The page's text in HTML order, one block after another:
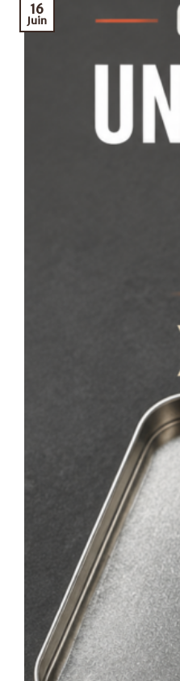
16
Juin